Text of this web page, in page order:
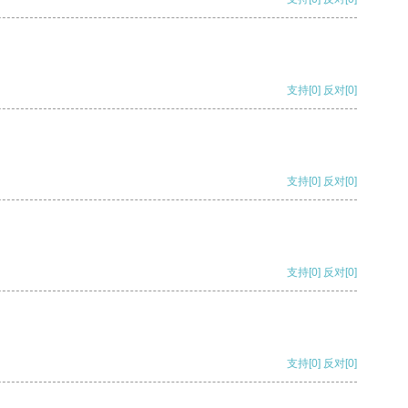
支持[0] 反对[0]
支持[0] 反对[0]
支持[0] 反对[0]
支持[0] 反对[0]